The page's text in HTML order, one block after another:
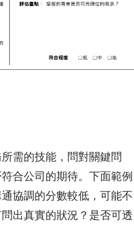
需的技能，問對關鍵問
合公司的期待。下面範例
協調的分數較低，可能不
出真實的狀況？是否可透